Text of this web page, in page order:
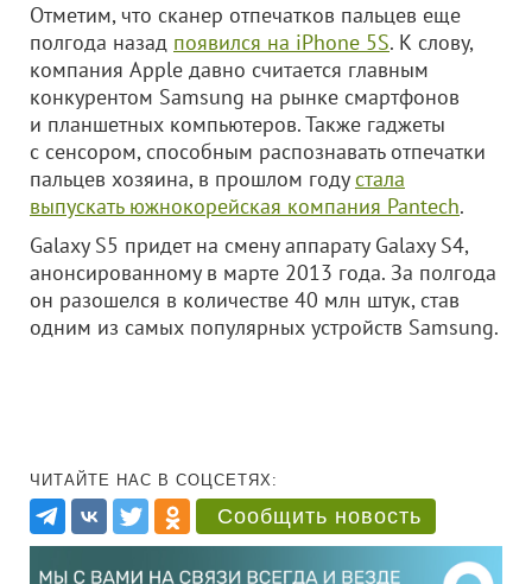
Отметим, что сканер отпечатков пальцев еще
полгода назад появился на iPhone 5S. К слову,
компания Apple давно считается главным
конкурентом Samsung на рынке смартфонов
и планшетных компьютеров. Также гаджеты
с сенсором, способным распознавать отпечатки
пальцев хозяина, в прошлом годустала
выпускать южнокорейская компания Pantech.
Galaxy S5 придет на смену аппарату Galaxy S4,
анонсированному в марте 2013 года. За полгода
он разошелся в количестве 40 млн штук, став
одним из самых популярных устройств Samsung.
ЧИТАЙТЕ НАС В СОЦСЕТЯХ:
Сообщить новость